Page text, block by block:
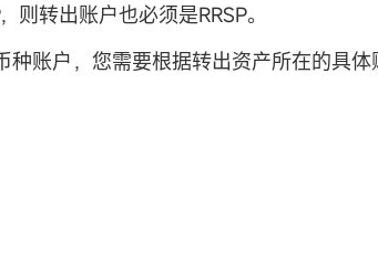
则转出账户也必须是RRSP。
种账户，您需要根据转出资产所在的具